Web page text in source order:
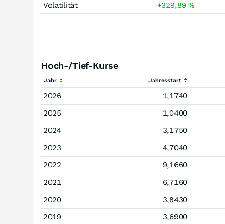
Volatilität
+329,89%
Hoch-/Tief-Kurse
Jahr Jahresstart
2026 1,1740
2025
1,0400
2024
3,1750
2023
4,7040
2022
9,1660
2021
6,7160
2020
3,8430
2019
3,6900